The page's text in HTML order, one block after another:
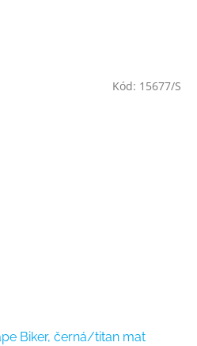
Biker, černá/titan mat
Kód: 15677/S